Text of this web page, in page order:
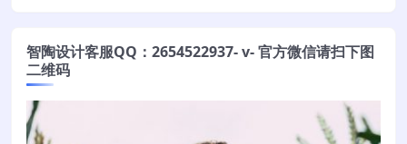
智陶设计客服QQ：2654522937- v- 官方微信请扫下图
二维码